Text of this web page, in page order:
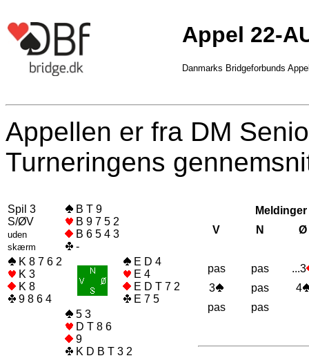
Appel 22-
Danmarks Bridgeforbunds
Appellen er fra DM
Turneringens
Spil 3
S/ØV
uden
skærm
B T 9
B 9 7 5 2
B 6 5 4 3
-
K 8 7 6 2
K 3
K 8
9 8 6 4
E D 4
E 4
E D T 7 2
E 7 5
5 3
D T 8 6
9
K D B T 3 2
Meldinger
V
N Ø
pas pas
...3
3
pas
4
pas
pas